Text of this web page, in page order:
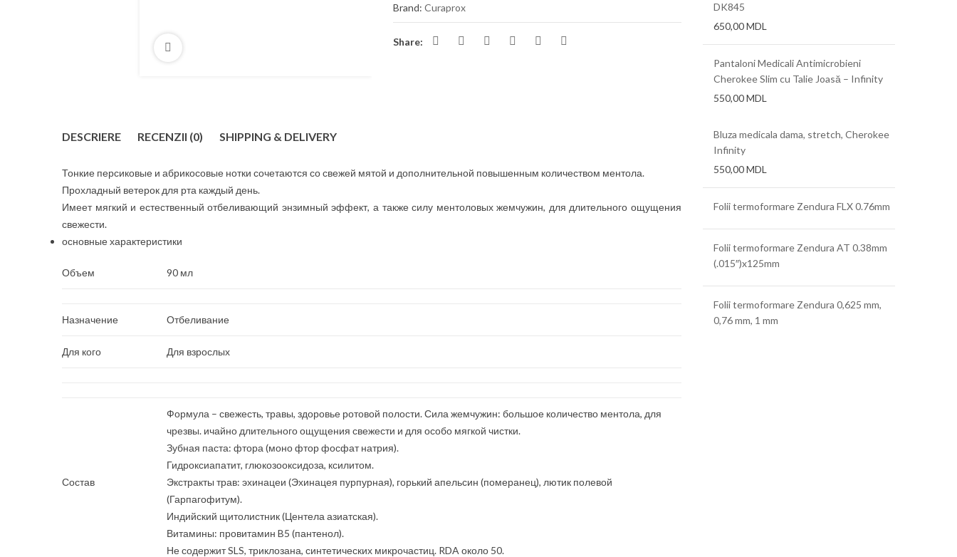
Brand: Curaprox
Share:
DESCRIERE RECENZII (0) SHIPPING & DELIVERY
Тонкие персиковые и абрикосовые нотки сочетаются со свежей мятой и дополнительной повышенным количеством ментола.
Прохладный ветерок для рта каждый день.
Имеет мягкий и естественный отбеливающий энзимный эффект, а также силу ментоловых жемчужин, для длительного ощущения
свежести.
основные характеристики
Объем 90 мл
Назначение Отбеливание
Для кого Для взрослых
Состав
Формула – свежесть, травы, здоровье ротовой полости. Сила жемчужин: большое количество ментола, для
чрезвы. ичайно длительного ощущения свежести и для особо мягкой чистки.
Зубная паста: фтора (моно фтор фосфат натрия).
Гидроксиапатит, глюкозооксидоза, ксилитом.
Экстракты трав: эхинацеи (Эхинацея пурпурная), горький апельсин (померанец), лютик полевой
(Гарпагофитум).
Индийский щитолистник (Центела азиатская).
Витамины: провитамин B5 (пантенол).
Не содержит SLS, триклозана, синтетических микрочастиц. RDA около 50.
DK845
650,00MDL
Pantaloni Medicali Antimicrobieni
Cherokee Slim cu Talie Joasă – Infinity
550,00MDL
Bluza medicala dama, stretch, Cherokee
Infinity
550,00MDL
Folii termoformare Zendura FLX 0.76mm
Folii termoformare Zendura AT 0.38mm
(.015″)x125mm
Folii termoformare Zendura 0,625 mm,
0,76 mm, 1 mm